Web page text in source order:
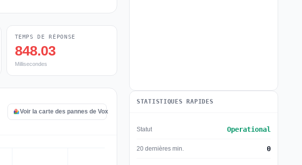
TEMPS DE RÉPONSE
848.03
Millisecondes
Voir la carte des pannes de Vox
STATISTIQUES RAPIDES
Statut Operational
20 dernières min. 0